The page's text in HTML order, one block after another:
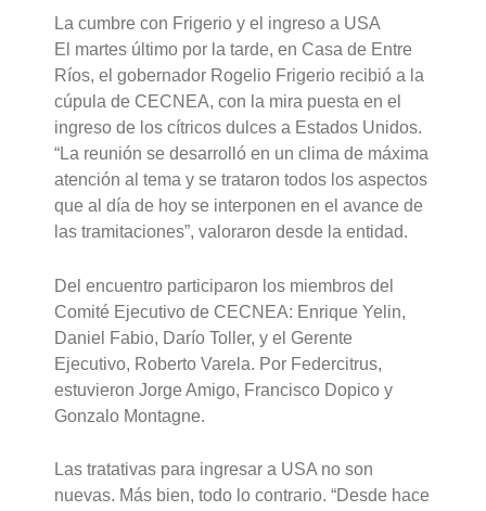
La cumbre con Frigerio y el ingreso a USA
El martes último por la tarde, en Casa de Entre
Ríos, el gobernador Rogelio Frigerio recibió a la
cúpula de CECNEA, con la mira puesta en el
ingreso de los cítricos dulces a Estados Unidos.
“La reunión se desarrolló en un clima de máxima
atención al tema y se trataron todos los aspectos
que al día de hoy se interponen en el avance de
las tramitaciones”, valoraron desde la entidad.
Del encuentro participaron los miembros del
Comité Ejecutivo de CECNEA: Enrique Yelin,
Daniel Fabio, Darío Toller, y el Gerente
Ejecutivo, Roberto Varela. Por Federcitrus,
estuvieron Jorge Amigo, Francisco Dopico y
Gonzalo Montagne.
Las tratativas para ingresar a USA no son
nuevas. Más bien, todo lo contrario. “Desde hace